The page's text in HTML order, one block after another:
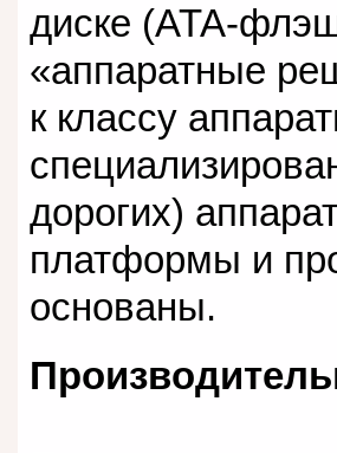
диске (ATA-
«аппаратные
к классу
дорогих)
платформы и
основаны.